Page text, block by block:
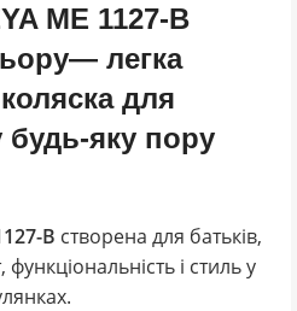
ME 1127-B
легка
для
будь-яку пору
B створена для батьків,
і стиль у